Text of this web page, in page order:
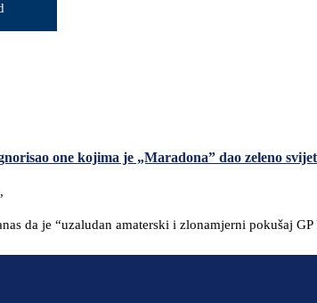
one kojima je „Maradona” dao zeleno
da je “uzaludan amaterski i zlonamjerni pokušaj